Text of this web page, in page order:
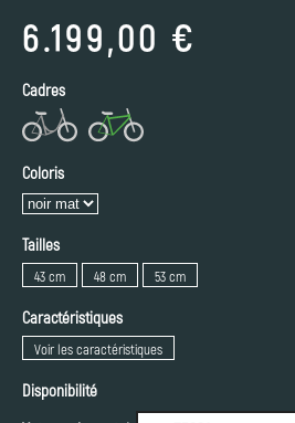
6.199,00 €
Cadres
Coloris
Tailles
43 cm 48 cm 53 cm
Caractéristiques
Voir les caractéristiques
Disponibilité